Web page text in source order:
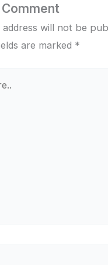
address will not be
are marked *